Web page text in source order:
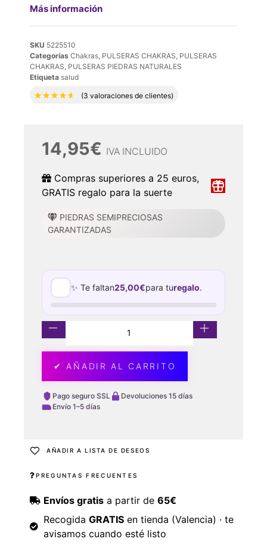
Más información
SKU 5225510
Categorías Chakras, PULSERAS CHAKRAS, PULSERAS
CHAKRAS, PULSERAS PIEDRAS NATURALES
Etiqueta salud
Valorado con4.67de 5 en base a
(3 valoraciones de clientes)
14,95€ IVA INCLUIDO
Compras superiores a 25 euros,
GRATIS regalo para la suerte
PIEDRAS SEMIPRECIOSAS
GARANTIZADAS
✨ Te faltan25,00€para turegalo.
✔ AÑADIR AL CARRITO
Pago seguro SSL
Devoluciones 15 días
Envío 1–5 días
AÑADIR A LISTA DE DESEOS
PREGUNTAS FRECUENTES
Envíos gratisa partir de 65€
Recogida GRATISen tienda (Valencia) · te
avisamos cuando esté listo